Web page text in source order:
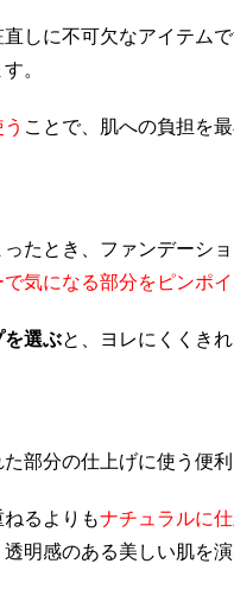
しに不可欠なアイテムで
。
ことで、肌への負担を
たとき、ファンデーシ
で気になる部分をピンポ
を選ぶと、ヨレにくくき
部分の仕上げに使う便利
るよりもナチュラルに
明感のある美しい肌を演